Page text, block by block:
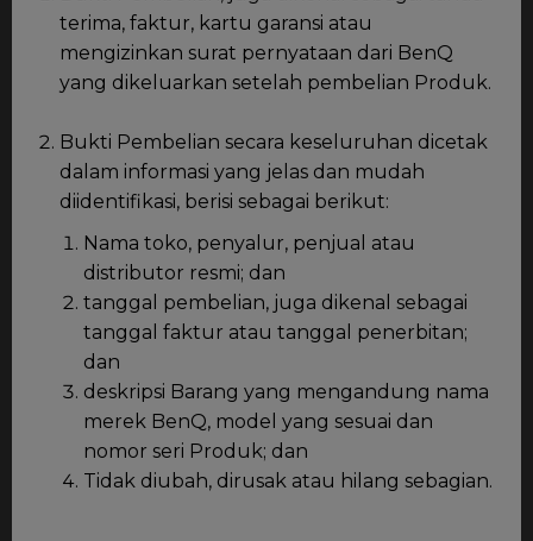
terima, faktur, kartu garansi atau
mengizinkan surat pernyataan dari BenQ
yang dikeluarkan setelah pembelian Produk.
Bukti Pembelian secara keseluruhan dicetak
dalam informasi yang jelas dan mudah
diidentifikasi, berisi sebagai berikut:
Nama toko, penyalur, penjual atau
distributor resmi; dan
tanggal pembelian, juga dikenal sebagai
tanggal faktur atau tanggal penerbitan;
dan
deskripsi Barang yang mengandung nama
merek BenQ, model yang sesuai dan
nomor seri Produk; dan
Tidak diubah, dirusak atau hilang sebagian.